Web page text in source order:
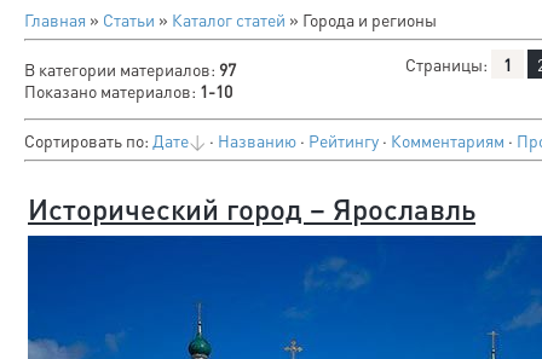
Главная » Статьи » Каталог статей » Города и регионы
В категории материалов: 97
Показано материалов: 1-10
Страницы: 1
Сортировать по: Дате · Названию · Рейтингу · Комментариям ·
Исторический город – Ярославль